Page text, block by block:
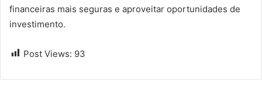
financeiras mais seguras e aproveitar oportunidades de
investimento.
Post Views: 93